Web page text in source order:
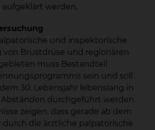
werden.
und inspektorische
Brustdrüse und regionären
muss Bestandteil
sein und soll
30. Lebensjahr lebenslang in
durchgeführt werden.
zeigen, dass gerade ab dem
durch die ärztliche palpatorische